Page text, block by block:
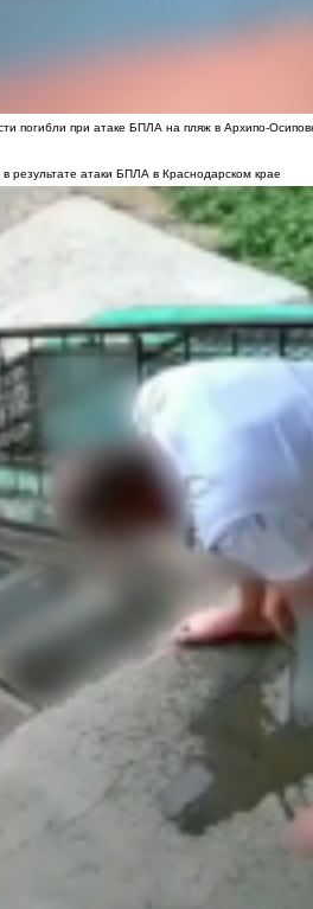
погибли при атаке БПЛА на пляж в Архипо-
результате атаки БПЛА в Краснодарском крае